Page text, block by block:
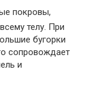
покровы,
телу. При
бугорки
сопровождает
и